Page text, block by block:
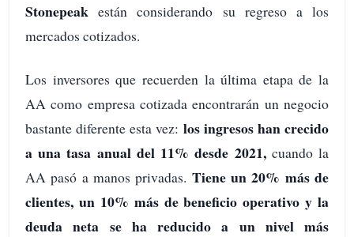
Stonepeakestán considerando su regreso a los
mercados cotizados.
Los inversores que recuerden la última etapa de la
AA como empresa cotizada encontrarán un negocio
bastante diferente esta vez: los ingresos han crecido
a una tasa anual del 11% desde 2021,cuando la
AA pasó a manos privadas. Tiene un 20% más de
clientes, un 10% más de beneficio operativo y la
deuda neta se ha reducido a un nivel más